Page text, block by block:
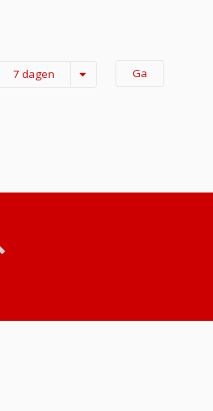
7 dagen